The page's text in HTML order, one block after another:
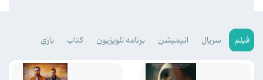
فیلم سریال انیمیشن برنامه تلویزیون کتاب بازی